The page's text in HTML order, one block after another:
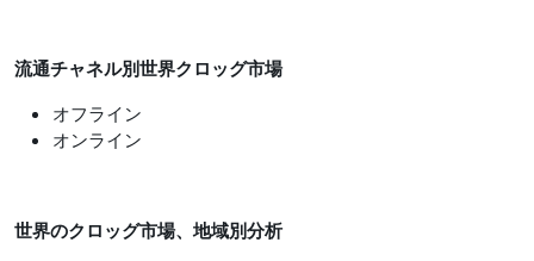
流通チャネル別世界クロッグ市場
オフライン
オンライン
世界のクロッグ市場、地域別分析